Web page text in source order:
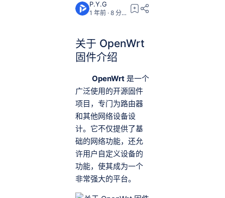
1 年前 8
关于 OpenWrt
固件介绍
OpenWrt 是一个
广泛使用的开源固件
项目，专门为路由器
和其他网络设备设
计。它不仅提供了基
础的网络功能，还允
许用户自定义设备的
功能，使其成为一个
非常强大的平台。